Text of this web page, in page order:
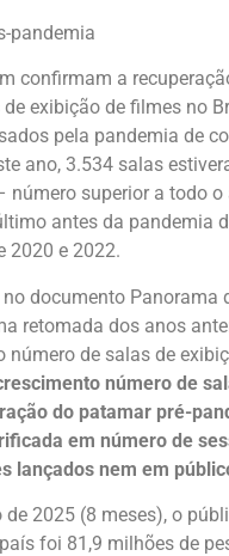
pandemia
confirmam a
exibição de filmes no
pela pandemia de
ano, 3.534 salas
número superior a todo o
antes da pandemia
2020 e 2022.
documento Panorama
retomada dos anos
número de salas de
número de
do patamar pré-
em número de
lançados nem em
de 2025 (8 meses), o
foi 81,9 milhões de